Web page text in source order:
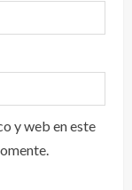
y web en este